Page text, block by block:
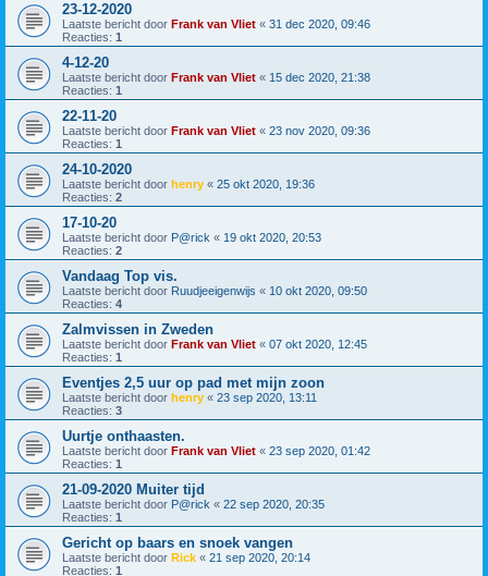
23-12-2020
Laatste bericht door Frank van Vliet « 31 dec 2020, 09:46
Reacties: 1
4-12-20
Laatste bericht door Frank van Vliet « 15 dec 2020, 21:38
Reacties: 1
22-11-20
Laatste bericht door Frank van Vliet « 23 nov 2020, 09:36
Reacties: 1
24-10-2020
Laatste bericht door henry « 25 okt 2020, 19:36
Reacties: 2
17-10-20
Laatste bericht door P@rick « 19 okt 2020, 20:53
Reacties: 2
Vandaag Top vis.
Laatste bericht door Ruudjeeigenwijs « 10 okt 2020, 09:50
Reacties: 4
Zalmvissen in Zweden
Laatste bericht door Frank van Vliet « 07 okt 2020, 12:45
Reacties: 1
Eventjes 2,5 uur op pad met mijn zoon
Laatste bericht door henry « 23 sep 2020, 13:11
Reacties: 3
Uurtje onthaasten.
Laatste bericht door Frank van Vliet « 23 sep 2020, 01:42
Reacties: 1
21-09-2020 Muiter tijd
Laatste bericht door P@rick « 22 sep 2020, 20:35
Reacties: 1
Gericht op baars en snoek vangen
Laatste bericht door Rick « 21 sep 2020, 20:14
Reacties: 1